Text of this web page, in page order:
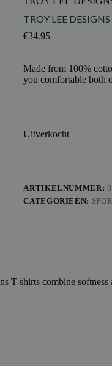
TROY LEE
€34.95
Made from 100%
you comfortable both
Uitverkocht
ARTIKELNUMMER:
CATEGORIEËN:
T-shirts combine